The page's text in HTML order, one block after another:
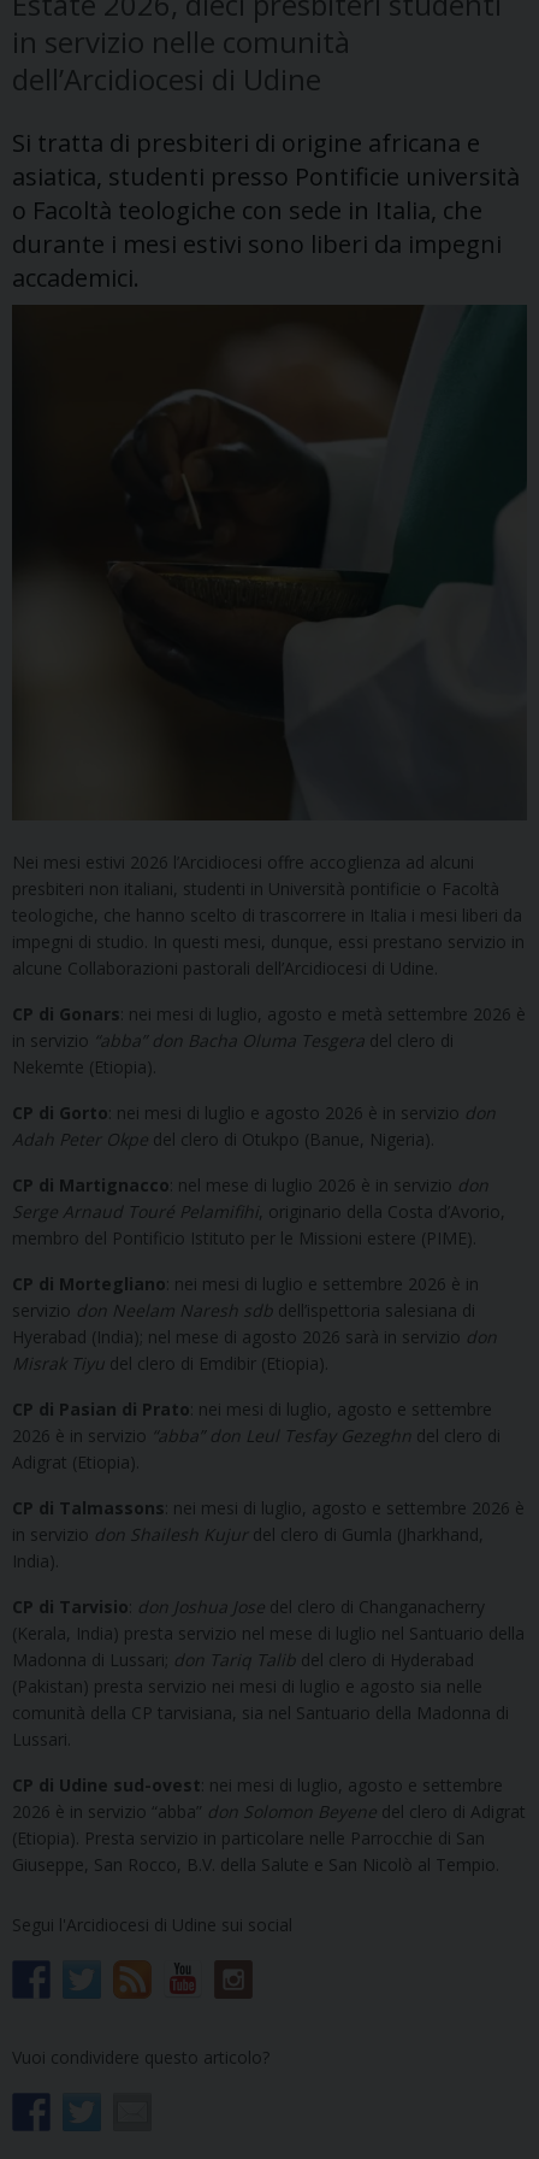
in servizio nelle comunità
dell’Arcidiocesi di Udine
Si tratta di presbiteri di origine africana e
asiatica, studenti presso Pontificie università
o Facoltà teologiche con sede in Italia, che
durante i mesi estivi sono liberi da impegni
accademici.
Nei mesi estivi 2026 l’Arcidiocesi offre accoglienza ad alcuni
presbiteri non italiani, studenti in Università pontificie o Facoltà
teologiche, che hanno scelto di trascorrere in Italia i mesi liberi da
impegni di studio. In questi mesi, dunque, essi prestano servizio in
alcune Collaborazioni pastorali dell’Arcidiocesi di Udine.
CP di Gonars : nei mesi di luglio, agosto e metà settembre 2026 è
in servizio “abba” don Bacha Oluma Tesgera del clero di
Nekemte (Etiopia).
CP di Gorto : nei mesi di luglio e agosto 2026 è in servizio don
Adah Peter Okpe del clero di Otukpo (Banue, Nigeria).
CP di Martignacco : nel mese di luglio 2026 è in servizio don
Serge Arnaud Touré Pelamifihi , originario della Costa d’Avorio,
membro del Pontificio Istituto per le Missioni estere (PIME).
CP di Mortegliano : nei mesi di luglio e settembre 2026 è in
servizio don Neelam Naresh sdb dell’ispettoria salesiana di
Hyerabad (India); nel mese di agosto 2026 sarà in servizio don
Misrak Tiyu del clero di Emdibir (Etiopia).
CP di Pasian di Prato : nei mesi di luglio, agosto e settembre
2026 è in servizio “abba” don Leul Tesfay Gezeghn del clero di
Adigrat (Etiopia).
CP di Talmassons : nei mesi di luglio, agosto e settembre 2026 è
in servizio don Shailesh Kujur del clero di Gumla (Jharkhand,
India).
CP di Tarvisio don Joshua Jose del clero di Changanacherry
(Kerala, India) presta servizio nel mese di luglio nel Santuario della
Madonna di Lussari; don Tariq Talib del clero di Hyderabad
(Pakistan) presta servizio nei mesi di luglio e agosto sia nelle
comunità della CP tarvisiana, sia nel Santuario della Madonna di
Lussari.
CP di Udine sud-ovest : nei mesi di luglio, agosto e settembre
2026 è in servizio “abba” don Solomon Beyene del clero di Adigrat
(Etiopia). Presta servizio in particolare nelle Parrocchie di San
Giuseppe, San Rocco, B.V. della Salute e San Nicolò al Tempio.
Segui l'Arcidiocesi di Udine sui social
Vuoi condividere questo articolo?